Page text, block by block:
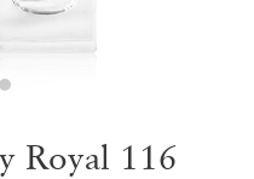
Royal 116